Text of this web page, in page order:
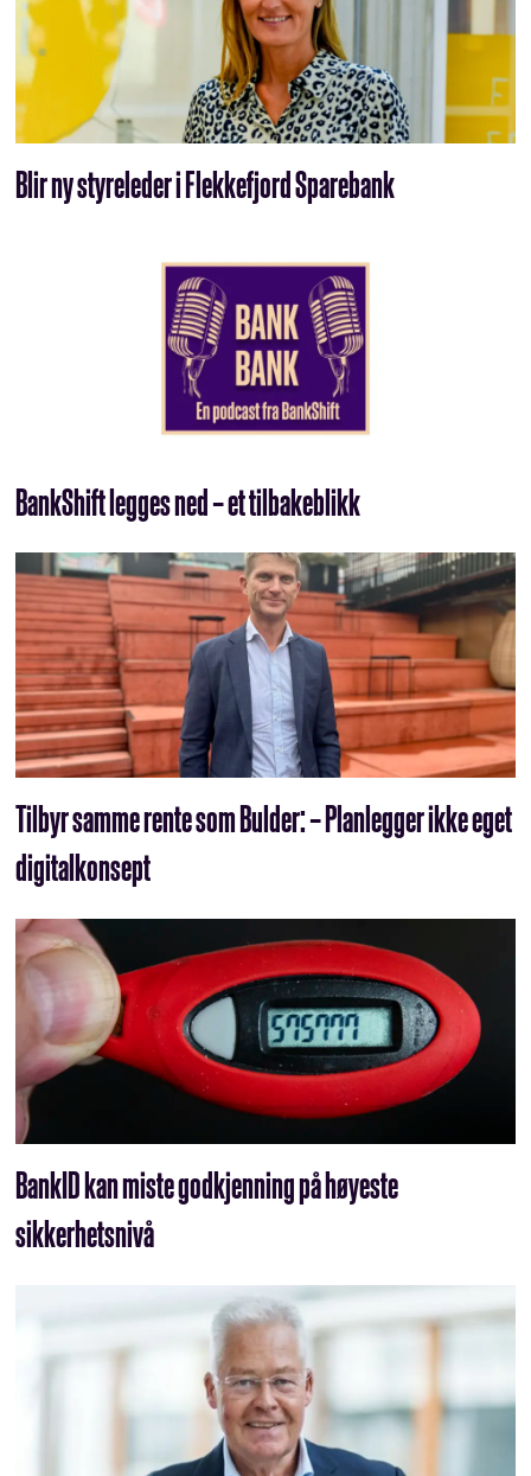
Blir ny styreleder i Flekkefjord Sparebank
BankShift legges ned – et tilbakeblikk
Tilbyr samme rente som Bulder: – Planlegger ikke eget
digitalkonsept
BankID kan miste godkjenning på høyeste
sikkerhetsnivå